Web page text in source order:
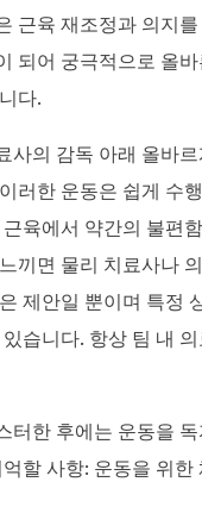
근육 재조정과 의지
되어 궁극적으로 올
다.
사의 감독 아래 올바
러한 운동은 쉽게 수
육에서 약간의 불편
끼면 물리 치료사나
제안일 뿐이며 특정
습니다. 항상 팀 내
터한 후에는 운동을
할 사항: 운동을 위한